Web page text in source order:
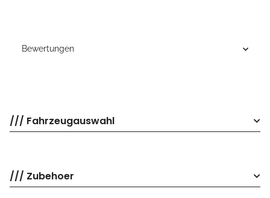
Bewertungen
/// Fahrzeugauswahl
/// Zubehoer